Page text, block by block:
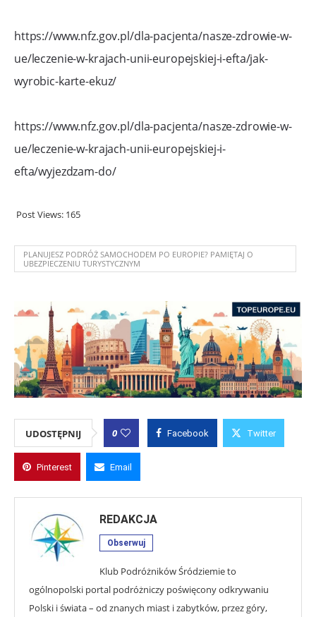
https://www.nfz.gov.pl/dla-pacjenta/nasze-zdrowie-w-
ue/leczenie-w-krajach-unii-europejskiej-i-efta/jak-
wyrobic-karte-ekuz/
https://www.nfz.gov.pl/dla-pacjenta/nasze-zdrowie-w-
ue/leczenie-w-krajach-unii-europejskiej-i-
efta/wyjezdzam-do/
Post Views: 165
PLANUJESZ PODRÓŻ SAMOCHODEM PO EUROPIE? PAMIĘTAJ O
UBEZPIECZENIU TURYSTYCZNYM
UDOSTĘPNIJ 0 Facebook Twitter
Pinterest Email
REDAKCJA
Obserwuj
Klub Podróżników Śródziemie to
ogólnopolski portal podróżniczy poświęcony odkrywaniu
Polski i świata – od znanych miast i zabytków, przez góry,